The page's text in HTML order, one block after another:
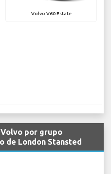
Volvo V60 Estate
por grupo
de London Stansted